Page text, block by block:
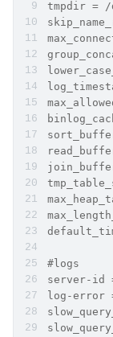
tmpdir =
#logs
server-id
log-error